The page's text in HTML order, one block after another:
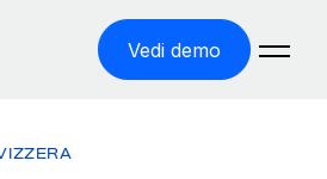
Vedi demo